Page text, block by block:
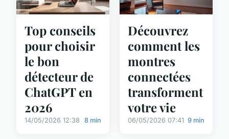
Top conseils
pour choisir
le bon
détecteur de
ChatGPT en
2026
14/05/2026 12:38 8 min
Découvrez
comment les
montres
connectées
transforment
votre vie
06/05/2026 07:41 9 min